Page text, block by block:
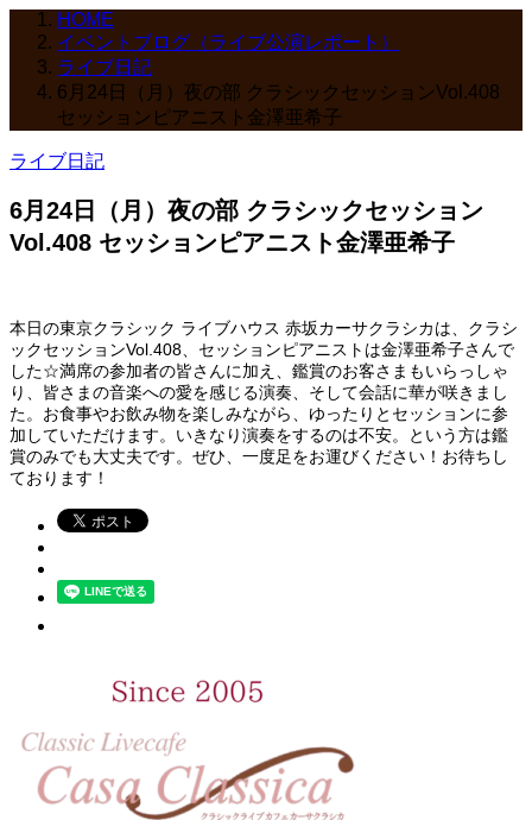
HOME
イベントブログ（ライブ公演レポート）
ライブ日記
6月24日（月）夜の部 クラシックセッションVol.408
セッションピアニスト金澤亜希子
ライブ日記
6月24日（月）夜の部 クラシックセッション
Vol.408 セッションピアニスト金澤亜希子
本日の東京クラシック ライブハウス 赤坂カーサクラシカは、クラシ
ックセッションVol.408、セッションピアニストは金澤亜希子さんで
した☆満席の参加者の皆さんに加え、鑑賞のお客さまもいらっしゃ
り、皆さまの音楽への愛を感じる演奏、そして会話に華が咲きまし
た。お食事やお飲み物を楽しみながら、ゆったりとセッションに参
加していただけます。いきなり演奏をするのは不安。という方は鑑
賞のみでも大丈夫です。ぜひ、一度足をお運びください！お待ちし
ております！